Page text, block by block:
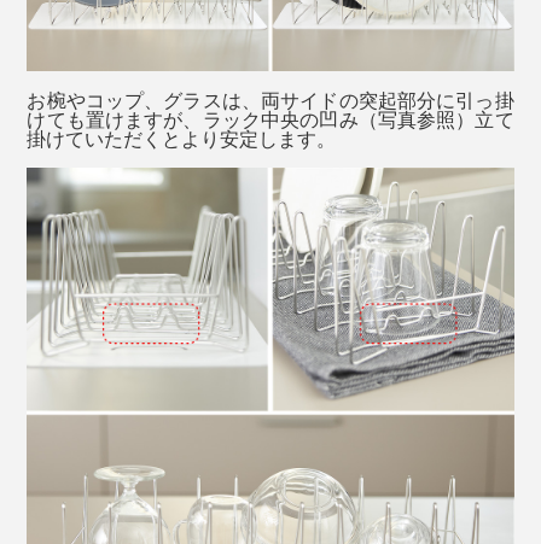
縮ませながら洗える『Lop Looop』は、調理道具を洗う
ゴシ。
伸縮するから、ジャブジャブ水洗いも楽々。
一見シンプルな構造に見えますが、じつは限界まで攻め
それを、一本ずつ職人の手で線材の曲げ加工、熱処理、
溶接、電解研磨仕上げを行っているのです。
バネの柔軟性によって、岩場や木の上など、ゴツゴツし
た場所でもフィットするため、じつはアウトドアシーン
でも大活躍！
風通しのいい形状だから、屋外なら自然乾燥でもすぐに
乾かせて重宝します。
使わない時は、いろんな場面でピンチヒッターになって
くれるところもお気に入り。
たとえば、大量の発送作業をしたい、書類の整理がした
い、郵便物やファイルを仕分けたい時など、簡易的な書
お椀やコップ、グラスは、両サイドの突起部分に引っ掛
けても置けますが、ラック中央の凹み（写真参照）立て
掛けていただくとより安定します。